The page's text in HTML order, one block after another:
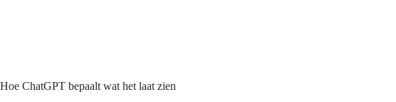
Hoe ChatGPT bepaalt wat het laat zien